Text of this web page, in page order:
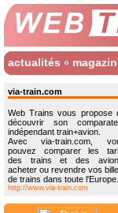
actualités
via-train.com
Web Trains vous propose
découvrir son
indépendant train+avion.
Avec via-train.com,
pouvez comparer les
des trains et des
acheter ou revendre vos
de trains dans toute l'Europe.
http://www.via-train.com